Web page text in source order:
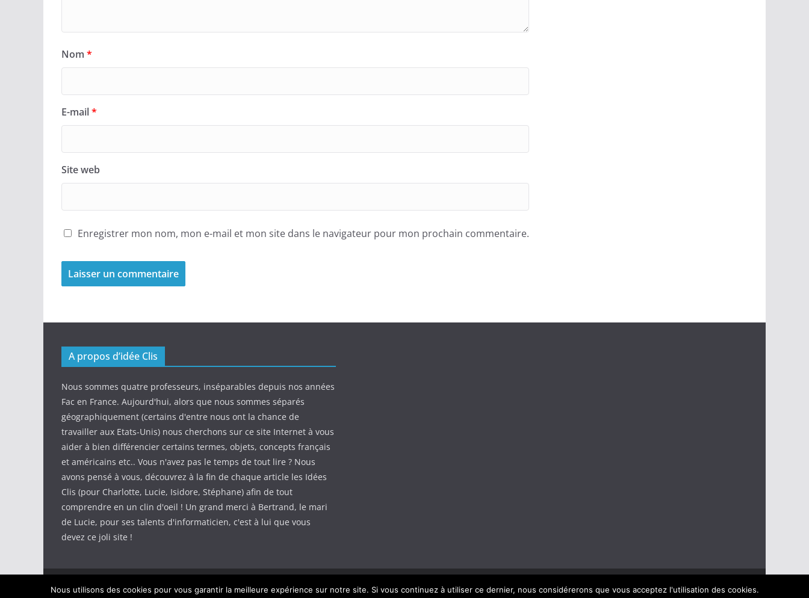
Nom *
E-mail*
Site web
Enregistrer mon nom, mon e-mail et mon site dans le navigateur pour mon prochain commentaire.
A propos d’idée Clis
Nous sommes quatre professeurs, inséparables depuis nos années
Fac en France. Aujourd'hui, alors que nous sommes séparés
géographiquement (certains d'entre nous ont la chance de
travailler aux Etats-Unis) nous cherchons sur ce site Internet à vous
aider à bien différencier certains termes, objets, concepts français
et américains etc.. Vous n'avez pas le temps de tout lire ? Nous
avons pensé à vous, découvrez à la fin de chaque article les Idées
Clis (pour Charlotte, Lucie, Isidore, Stéphane) afin de tout
comprendre en un clin d'oeil ! Un grand merci à Bertrand, le mari
de Lucie, pour ses talents d'informaticien, c'est à lui que vous
devez ce joli site !
Copyright © 2026IdeeClis. Tous droits réservés.
Nous utilisons des cookies pour vous garantir la meilleure expérience sur notre site. Si vous continuez à utiliser ce dernier, nous considérerons que vous acceptez l'utilisation des cookies.